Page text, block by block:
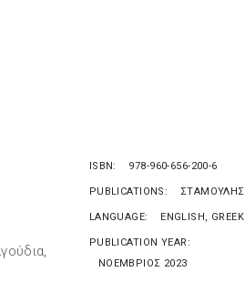
ISBN 978-960-656-200-6
PUBLICATIONS ΣΤΑΜΟΥΛΗΣ
LANGUAGE ENGLISH, GREEK
PUBLICATION YEAR
ΝΟΕΜΒΡΙΟΣ 2023